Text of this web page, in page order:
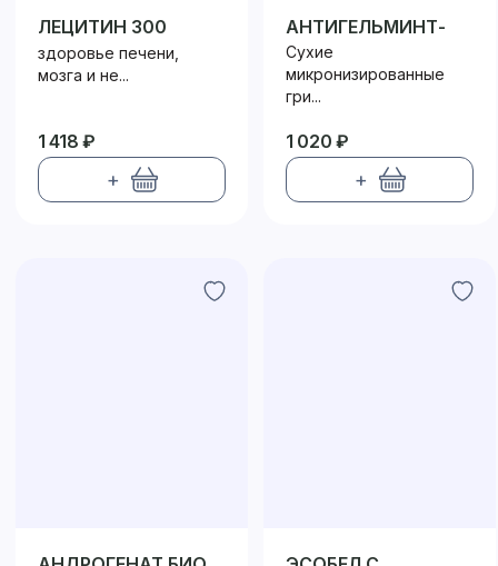
ЛЕЦИТИН 300
здоровье печени,
мозга и не...
1 418 ₽
+
АНТИГЕЛЬМИНТ-
БИО
Сухие
микронизированные
гри...
1 020 ₽
+